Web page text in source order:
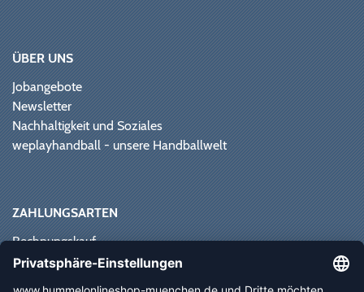
ÜBER UNS
Jobangebote
Newsletter
Nachhaltigkeit und Soziales
weplayhandball - unsere Handballwelt
ZAHLUNGSARTEN
Rechnungskauf
Paypal